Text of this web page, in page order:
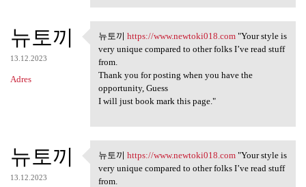
뉴토끼
13.12.2023
Adres
뉴토끼 https://www.newtoki018
뉴토끼 https://www.newtoki018.com"Your style is
very unique compared to other folks I’ve read stuff
from.
Thank you for posting when you have the
opportunity, Guess
I will just book mark this page."
뉴토끼
13.12.2023
뉴토끼 https://www.newtoki018
뉴토끼 https://www.newtoki018.com"Your style is
very unique compared to other folks I’ve read stuff
from.